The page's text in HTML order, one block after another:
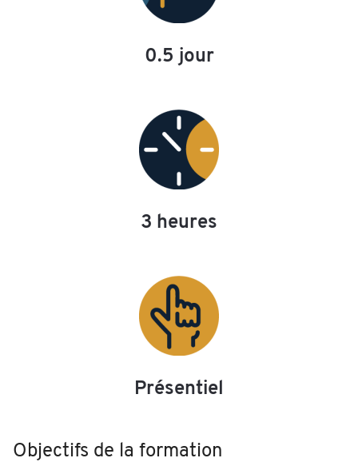
0.5 jour
3 heures
Présentiel
Objectifs de la formation